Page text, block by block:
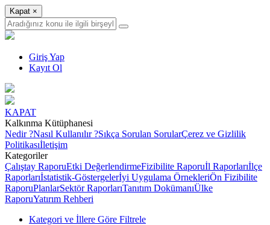
Kapat ×
Giriş Yap
Kayıt Ol
KAPAT
Kalkınma Kütüphanesi
Nedir ?Nasıl Kullanılır ?Sıkça Sorulan SorularÇerez ve Gizlilik
Politikasıİletişim
Kategoriler
Çalıştay RaporuEtki DeğerlendirmeFizibilite Raporuİl Raporlarıİlçe
Raporlarıİstatistik-Göstergelerİyi Uygulama ÖrnekleriÖn Fizibilite
RaporuPlanlarSektör RaporlarıTanıtım DokümanıÜlke
RaporuYatırım Rehberi
Kategori ve İllere Göre Filtrele